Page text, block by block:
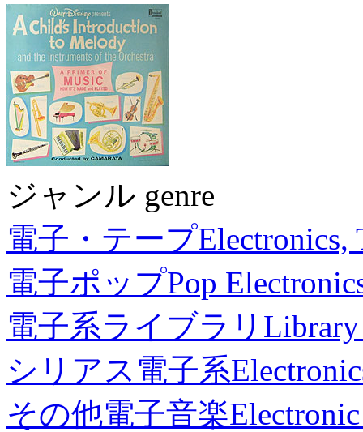
ジャンル genre
電子・テープElectronics,
電子ポップPop
電子系ライブラリ
シリアス電子系
その他電子音楽